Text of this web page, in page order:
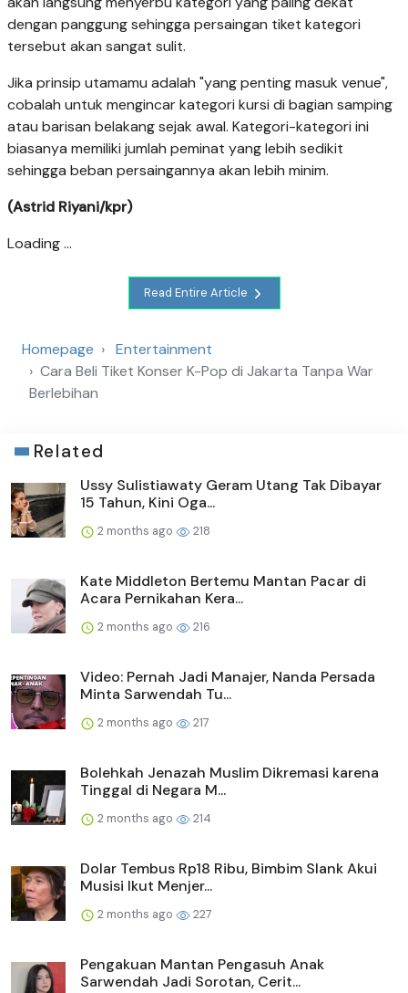
dengan panggung sehingga persaingan tiket kategori
tersebut akan sangat sulit.
Jika prinsip utamamu adalah "yang penting masuk venue",
cobalah untuk mengincar kategori kursi di bagian samping
atau barisan belakang sejak awal. Kategori-kategori ini
biasanya memiliki jumlah peminat yang lebih sedikit
sehingga beban persaingannya akan lebih minim.
(Astrid Riyani/kpr)
Loading ...
Read Entire Article
Homepage
Entertainment
Cara Beli Tiket Konser K-Pop di Jakarta Tanpa War
Berlebihan
Related
Ussy Sulistiawaty Geram Utang Tak Dibayar
15 Tahun, Kini Oga...
2 months ago 218
Kate Middleton Bertemu Mantan Pacar di
Acara Pernikahan Kera...
2 months ago 216
Video: Pernah Jadi Manajer, Nanda Persada
Minta Sarwendah Tu...
2 months ago 217
Bolehkah Jenazah Muslim Dikremasi karena
Tinggal di Negara M...
2 months ago 214
Dolar Tembus Rp18 Ribu, Bimbim Slank Akui
Musisi Ikut Menjer...
2 months ago 227
Pengakuan Mantan Pengasuh Anak
Sarwendah Jadi Sorotan, Cerit...